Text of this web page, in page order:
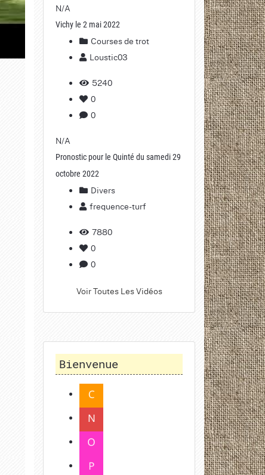
N/A
Vichy le 2 mai 2022
Courses de trot
Loustic03
5240
0
0
N/A
Pronostic pour le Quinté du samedi 29
octobre 2022
Divers
frequence-turf
7880
0
0
Voir Toutes Les Vidéos
Bienvenue